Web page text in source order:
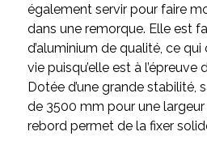
également servir pour faire
dans une remorque. Elle est
d’aluminium de qualité, ce
vie puisqu’elle est à l’épreuve
Dotée d’une grande stabilité,
de 3500 mm pour une
rebord permet de la fixer